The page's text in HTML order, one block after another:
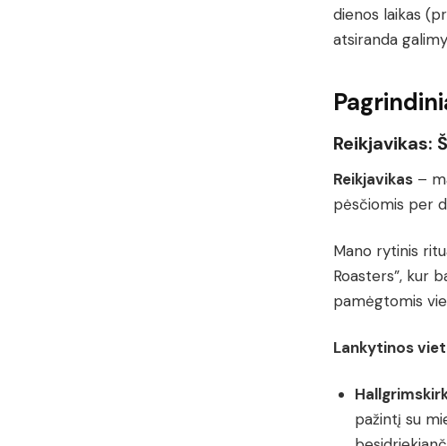
dienos laikas
atsiranda
Reikjavikas:
Reikjavikas –
pėsčiomis per
Mano rytinis
Roasters”, kur
pamėgtomis
Lankytinos
pažintį su